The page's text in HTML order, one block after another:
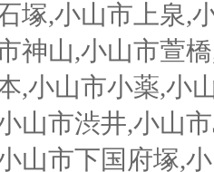
塚,小山市上泉,
神山,小山市萱
,小山市小薬,小
山市渋井,小山
山市下国府塚,